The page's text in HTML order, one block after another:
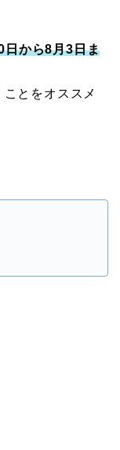
日から8月3日ま
とをオススメ